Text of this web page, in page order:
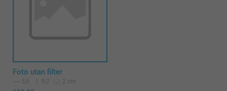
Foto utan filter
5,6 9,2 2 cm